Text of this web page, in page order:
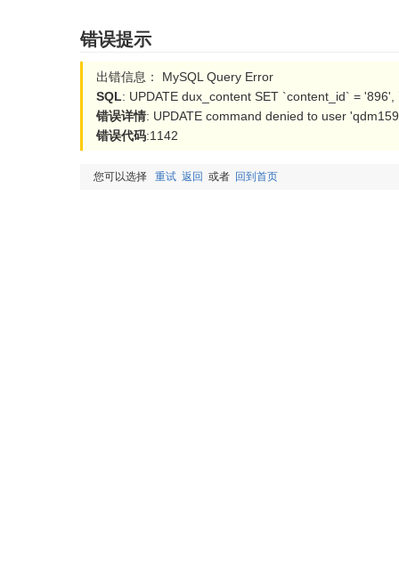
错误提示
出错信息： MySQL Query Error
SQL: UPDATE dux_content SET `content_id` =
错误详情: UPDATE command denied to user
错误代码:1142
您可以选择 重试 返回 或者 回到首页